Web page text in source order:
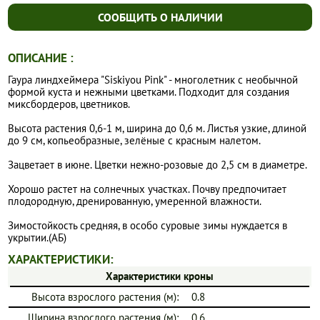
СООБЩИТЬ О НАЛИЧИИ
ОПИСАНИЕ :
Гаура линдхеймера "Siskiyou Pink" - многолетник с необычной
формой куста и нежными цветками. Подходит для создания
миксбордеров, цветников.
Высота растения 0,6-1 м, ширина до 0,6 м. Листья узкие, длиной
до 9 см, копьеобразные, зелёные с красным налетом.
Зацветает в июне. Цветки нежно-розовые до 2,5 см в диаметре.
Хорошо растет на солнечных участках. Почву предпочитает
плодородную, дренированную, умеренной влажности.
Зимостойкость средняя, в особо суровые зимы нуждается в
укрытии.(АБ)
ХАРАКТЕРИСТИКИ:
Характеристики кроны
Высота взрослого растения (м):
0.8